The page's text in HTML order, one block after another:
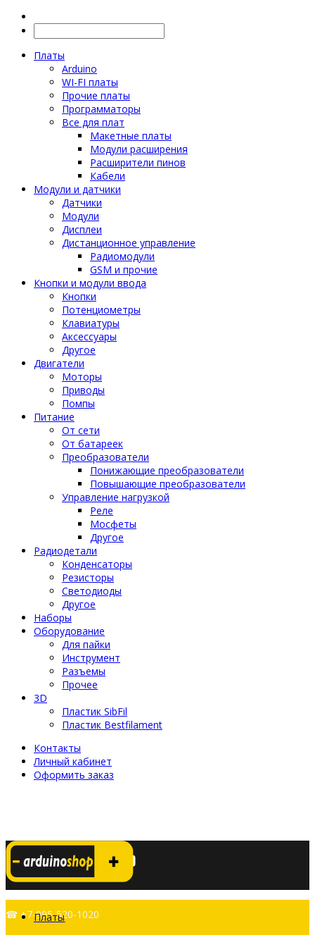
Платы
Arduino
WI-FI платы
Прочие платы
Программаторы
Все для плат
Макетные платы
Модули расширения
Расширители пинов
Кабели
Модули и датчики
Датчики
Модули
Дисплеи
Дистанционное управление
Радиомодули
GSM и прочие
Кнопки и модули ввода
Кнопки
Потенциометры
Клавиатуры
Аксессуары
Другое
Двигатели
Моторы
Приводы
Помпы
Питание
От сети
От батареек
Преобразователи
Понижающие преобразователи
Повышающие преобразователи
Управление нагрузкой
Реле
Мосфеты
Другое
Радиодетали
Конденсаторы
Резисторы
Светодиоды
Другое
Наборы
Оборудование
Для пайки
Инструмент
Разъемы
Прочее
3D
Пластик SibFil
Пластик Bestfilament
Контакты
Личный кабинет
Оформить заказ
☎ +7-995-520-1020
Платы